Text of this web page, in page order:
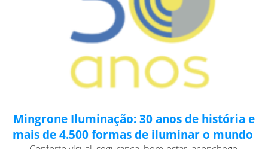
Mingrone Iluminação: 30 anos de história e
mais de 4.500 formas de iluminar o mundo